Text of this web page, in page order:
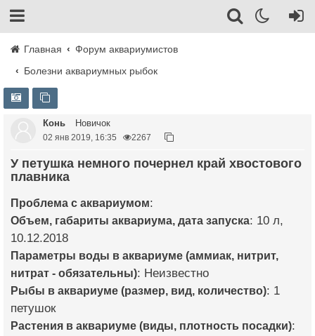
Главная
Форум аквариумистов
Болезни аквариумных рыбок
Конь Новичок
02 янв 2019, 16:35 2267
У петушка немного почернел край хвостового
плавника
Проблема с аквариумом:
Объем, габариты аквариума, дата запуска: 10 л,
10.12.2018
Параметры воды в аквариуме (аммиак, нитрит,
нитрат - обязательны): Неизвестно
Рыбы в аквариуме (размер, вид, количество): 1
петушок
Растения в аквариуме (виды, плотность посадки):